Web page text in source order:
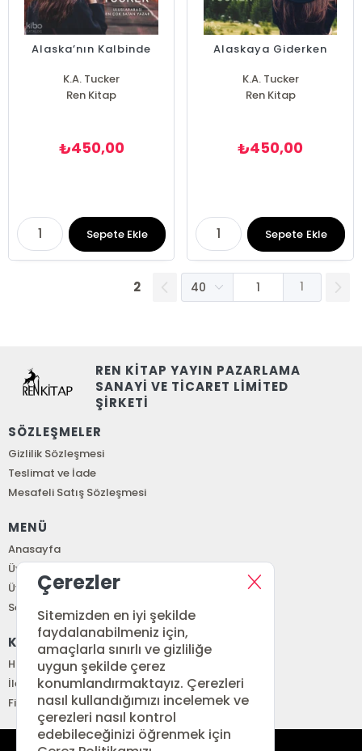
Alaska’nın Kalbinde
K.A. Tucker
Ren Kitap
₺450,00
Sepete Ekle
Alaskaya Giderken
K.A. Tucker
Ren Kitap
₺450,00
Sepete Ekle
2 1
REN KİTAP YAYIN PAZARLAMA
SANAYİ VE TİCARET LİMİTED
ŞİRKETİ
SÖZLEŞMELER
Gizlilik Sözleşmesi
Teslimat ve İade
Mesafeli Satış Sözleşmesi
MENÜ
Anasayfa
Üye Girişi
Üye Ol
Sepetim
KURUMSAL
Hakkımızda
İletişim
Fiyat Listesi
Çerezler
Sitemizden en iyi şekilde
faydalanabilmeniz için,
amaçlarla sınırlı ve gizliliğe
uygun şekilde çerez
konumlandırmaktayız. Çerezleri
nasıl kullandığımızı incelemek ve
çerezleri nasıl kontrol
edebileceğinizi öğrenmek için